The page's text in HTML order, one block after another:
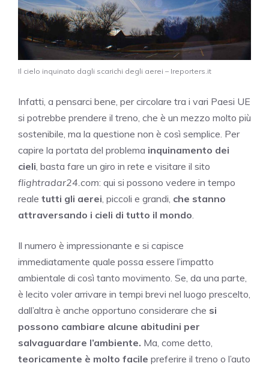
Il cielo inquinato dagli scarichi degli aerei – Ireporters.it
Infatti, a pensarci bene, per circolare tra i vari Paesi UE
si potrebbe prendere il treno, che è un mezzo molto più
sostenibile, ma la questione non è così semplice. Per
capire la portata del problema inquinamento dei
cieli, basta fare un giro in rete e visitare il sito
flightradar24.com: qui si possono vedere in tempo
reale tutti gli aerei, piccoli e grandi, che stanno
attraversando i cieli di tutto il mondo.
Il numero è impressionante e si capisce
immediatamente quale possa essere l’impatto
ambientale di così tanto movimento. Se, da una parte,
è lecito voler arrivare in tempi brevi nel luogo prescelto,
dall’altra è anche opportuno considerare che si
possono cambiare alcune abitudini per
salvaguardare l’ambiente. Ma, come detto,
teoricamente è molto facile preferire il treno o l’auto